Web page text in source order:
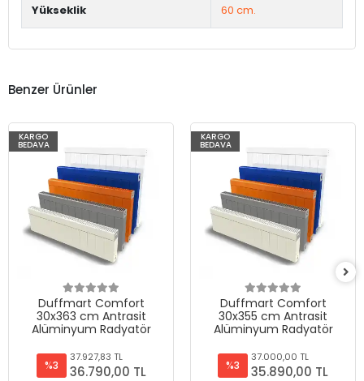
Yükseklik 60 cm.
Benzer Ürünler
KARGO
BEDAVA
Duffmart Comfort
30x363 cm Antrasit
Alüminyum Radyatör
%3
37.927,83 TL
36.790,00 TL
KARGO
BEDAVA
Duffmart Comfort
30x355 cm Antrasit
Alüminyum Radyatör
%3
37.000,00 TL
35.890,00 TL